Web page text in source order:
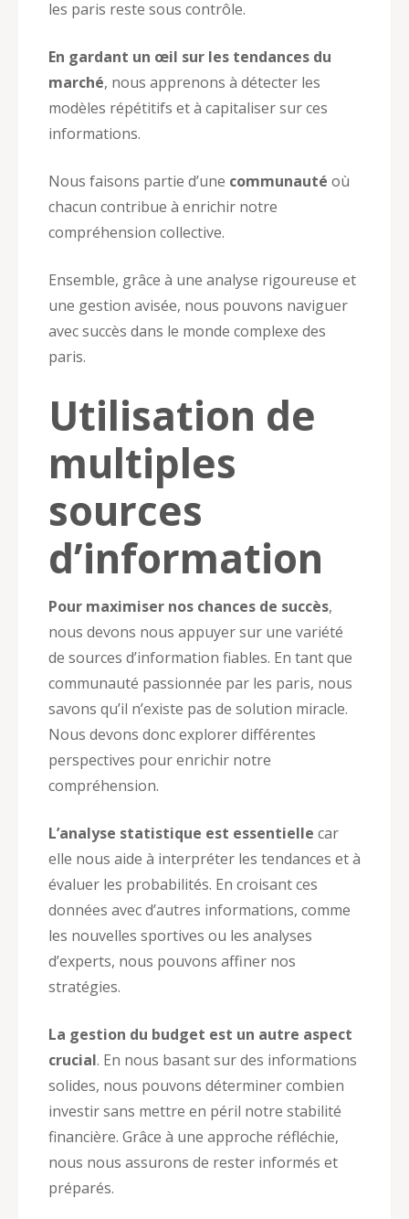
les paris reste sous contrôle.
En gardant un œil sur les tendances du
marché, nous apprenons à détecter les
modèles répétitifs et à capitaliser sur ces
informations.
Nous faisons partie d’une communauté où
chacun contribue à enrichir notre
compréhension collective.
Ensemble, grâce à une analyse rigoureuse et
une gestion avisée, nous pouvons naviguer
avec succès dans le monde complexe des
paris.
Utilisation de
multiples
sources
d’information
Pour maximiser nos chances de succès,
nous devons nous appuyer sur une variété
de sources d’information fiables. En tant que
communauté passionnée par les paris, nous
savons qu’il n’existe pas de solution miracle.
Nous devons donc explorer différentes
perspectives pour enrichir notre
compréhension.
L’analyse statistique est essentielle car
elle nous aide à interpréter les tendances et à
évaluer les probabilités. En croisant ces
données avec d’autres informations, comme
les nouvelles sportives ou les analyses
d’experts, nous pouvons affiner nos
stratégies.
La gestion du budget est un autre aspect
crucial. En nous basant sur des informations
solides, nous pouvons déterminer combien
investir sans mettre en péril notre stabilité
financière. Grâce à une approche réfléchie,
nous nous assurons de rester informés et
préparés.